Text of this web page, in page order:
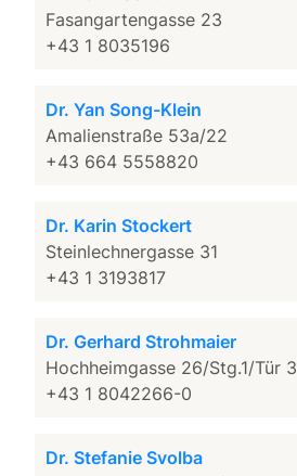
Fasangartengasse 23
+43 1 8035196
Dr. Yan Song-Klein
Amalienstraße 53a/22
+43 664 5558820
Dr. Karin Stockert
Steinlechnergasse 31
+43 1 3193817
Dr. Gerhard Strohmaier
Hochheimgasse 26/Stg.1/Tür 3
+43 1 8042266-0
Dr. Stefanie Svolba